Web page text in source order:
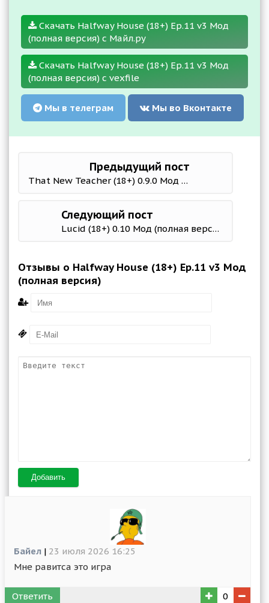
Скачать Halfway House (18+) Ep.11 v3 Мод
(полная версия) с Майл.ру
Скачать Halfway House (18+) Ep.11 v3 Мод
(полная версия) с vexfile
Мы в телеграм Мы во Вконтакте
Предыдущий пост
That New Teacher (18+) 0.9.0 Мод (полная версия)
Следующий пост
Lucid (18+) 0.10 Мод (полная версия)
Отзывы о Halfway House (18+) Ep.11 v3 Мод
(полная версия)
Добавить
Байел | 23 июля 2026 16:25
Мне равитса это игра
Ответить 0